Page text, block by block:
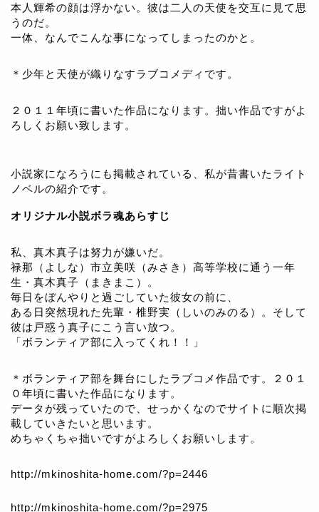
本人輝希の顔は浮かない。彼は二人の天使を交互に見て思
うのだ。
一体、なんでこんな事になってしまったのかと。
＊少年と天使が織りなすラブコメディです。
２０１１年頃に書いた作品になります。拙い作品ですがよ
ろしくお願い致します。
小説家になろうにも掲載されている、私が昔書いたライト
ノベルの紹介です。
オリジナル小説ボラ魂あらすじ
私、真木真子は努力が嫌いだ。
禄那（よしな）市立美咲（みさき）高等学校に通う一年
生・真木真子（まきまこ）。
毎日をぼんやりと過ごしていた彼女の前に、
ある日突然現れた先輩・椎野実（しいのみのる）。そして
彼は戸惑う真子にこう言い放つ。
「ボランティア部に入ってくれ！！」
＊ボランティア部を舞台にしたラブコメ作品です。２０１
０年頃に書いた作品になります。
データが残っていたので、せっかくなのでサイトに順次掲
載していきたいと思います。
めちゃくちゃ拙いですがよろしくお願いします。
http://mkinoshita-home.com/?p=2446
http://mkinoshita-home.com/?p=2975